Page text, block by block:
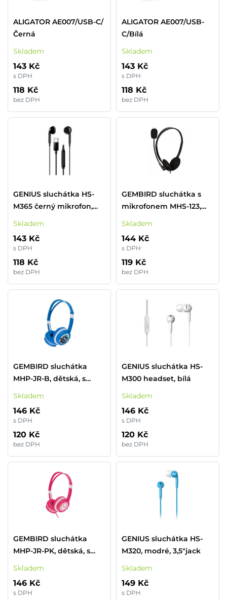
ALIGATOR AE007/USB-C/
Černá
Skladem
143 Kč
s DPH
118 Kč
bez DPH
ALIGATOR AE007/USB-
C/Bílá
Skladem
143 Kč
s DPH
118 Kč
bez DPH
GENIUS sluchátka HS-
M365 černý mikrofon,
ovládání hlasitosti, USB-
Skladem
143 Kč
s DPH
118 Kč
bez DPH
GEMBIRD sluchátka s
mikrofonem MHS-123,
černá
Skladem
144 Kč
s DPH
119 Kč
bez DPH
GEMBIRD sluchátka
MHP-JR-B, dětská, s
omezovačem hlasitosti,
Skladem
146 Kč
s DPH
120 Kč
bez DPH
GENIUS sluchátka HS-
M300 headset, bílá
Skladem
146 Kč
s DPH
120 Kč
bez DPH
GEMBIRD sluchátka
MHP-JR-PK, dětská, s
omezovačem hlasitosti,
Skladem
146 Kč
s DPH
GENIUS sluchátka HS-
M320, modré, 3,5"jack
Skladem
149 Kč
s DPH